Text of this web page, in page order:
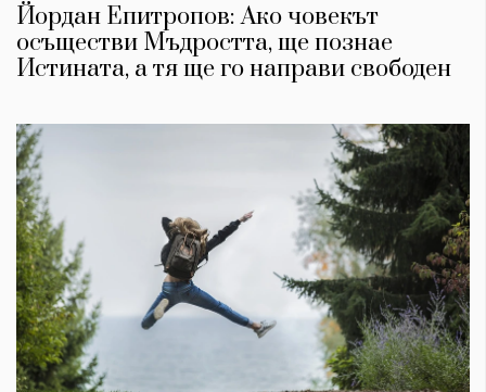
Йордан Епитропов: Ако човекът
осъществи Мъдростта, ще познае
Истината, а тя ще го направи свободен